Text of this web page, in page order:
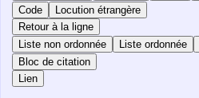
Code
Locution étrangère
Retour à la ligne
Liste non ordonnée
Liste ordonnée
Bloc de citation
Lien